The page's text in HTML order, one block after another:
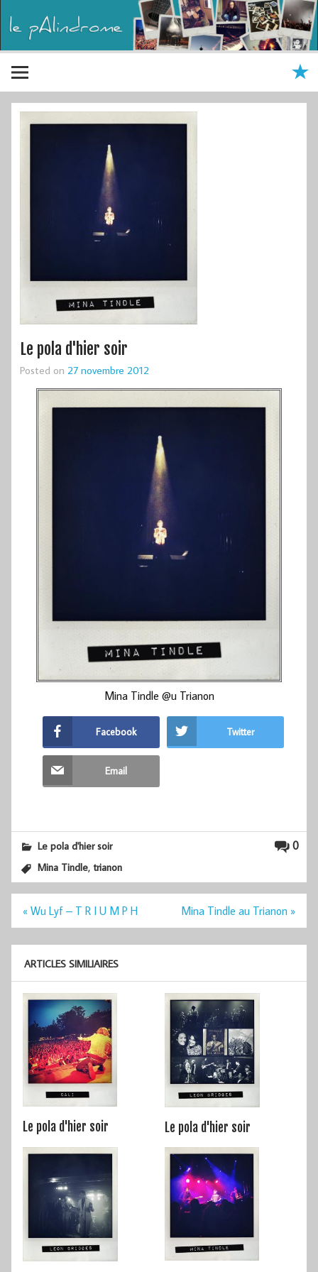
Le pola d'hier soir
Posted on 27 novembre 2012
Mina Tindle @u Trianon
Facebook Twitter
Email
0
Le pola d'hier soir
Mina Tindle,trianon
Navigation
« Wu Lyf – T R I U M P H Mina Tindle au Trianon »
ARTICLES SIMILIAIRES
Le pola d'hier soir Le pola d'hier soir